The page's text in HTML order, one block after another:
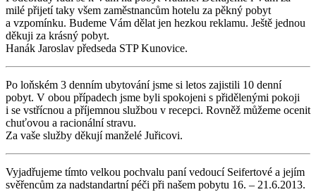
milé přijetí taky všem zaměstnancům hotelu za pěkný pobyt
a vzpomínku. Budeme Vám dělat jen hezkou reklamu. Ještě jednou
děkuji za krásný pobyt.
Hanák Jaroslav předseda STP Kunovice.
Po loňském 3 denním ubytování jsme si letos zajistili 10 denní
pobyt. V obou případech jsme byli spokojeni s přidělenými pokoji
i se vstřícnou a příjemnou službou v recepci. Rovněž můžeme ocenit
chuťovou a racionální stravu.
Za vaše služby děkují manželé Juřicovi.
Vyjadřujeme tímto velkou pochvalu paní vedoucí Seifertové a jejím
svěřencům za nadstandartní péči při našem pobytu 16. – 21.6.2013.